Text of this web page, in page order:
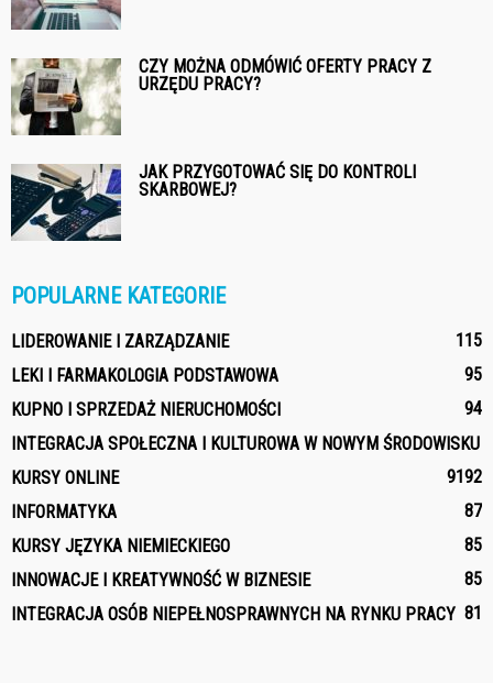
CZY MOŻNA ODMÓWIĆ OFERTY PRACY Z
URZĘDU PRACY?
JAK PRZYGOTOWAĆ SIĘ DO KONTROLI
SKARBOWEJ?
POPULARNE KATEGORIE
LIDEROWANIE I ZARZĄDZANIE
115
LEKI I FARMAKOLOGIA PODSTAWOWA
95
KUPNO I SPRZEDAŻ NIERUCHOMOŚCI
94
INTEGRACJA SPOŁECZNA I KULTUROWA W NOWYM ŚRODOWISKU
92
KURSY ONLINE
91
INFORMATYKA
87
KURSY JĘZYKA NIEMIECKIEGO
85
INNOWACJE I KREATYWNOŚĆ W BIZNESIE
85
INTEGRACJA OSÓB NIEPEŁNOSPRAWNYCH NA RYNKU PRACY 81